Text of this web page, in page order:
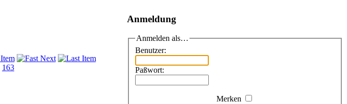
163
Anmeldung
Anmelden als…
Benutzer:
Paßwort:
Merken